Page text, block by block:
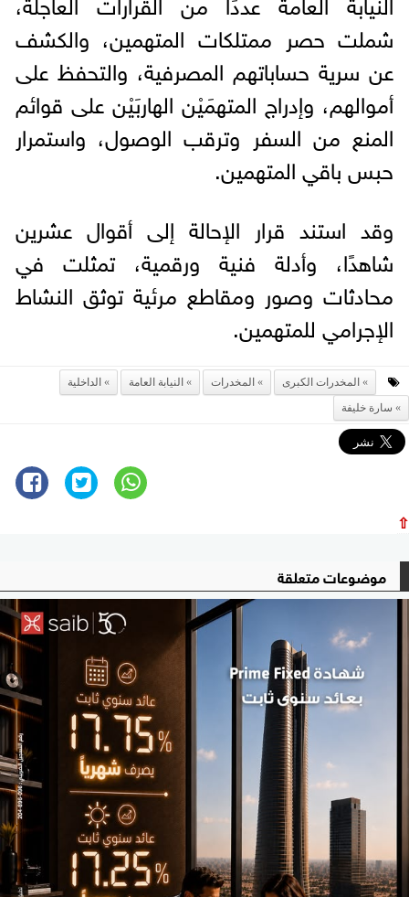
شملت حصر ممتلكات المتهمين، والكشف
عن سرية حساباتهم المصرفية، والتحفظ على
أموالهم، وإدراج المتهمَيْن الهاربَيْن على قوائم
المنع من السفر وترقب الوصول، واستمرار
حبس باقي المتهمين.
وقد استند قرار الإحالة إلى أقوال عشرين
شاهدًا، وأدلة فنية ورقمية، تمثلت في
محادثات وصور ومقاطع مرئية توثق النشاط
الإجرامي للمتهمين.
المخدرات الكبرى المخدرات النيابة العامة
الداخلية
سارة خليفة
⇧
موضوعات متعلقة